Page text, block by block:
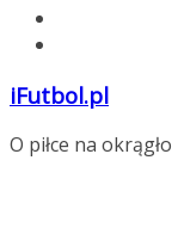
iFutbol.pl
O piłce na okrągło